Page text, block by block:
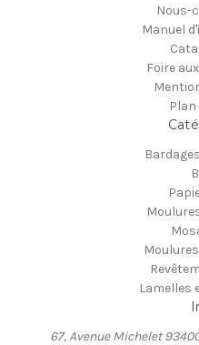
Nous-
Manuel
Foire
Lamelles
67, Avenue Michelet